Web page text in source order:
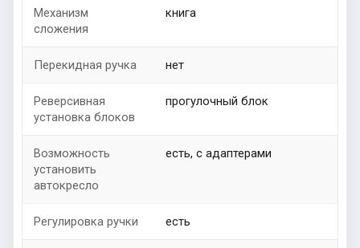
Механизм
сложения
книга
Перекидная ручка нет
Реверсивная
установка блоков
прогулочный блок
Возможность
установить
автокресло
есть, с адаптерами
Регулировка ручки есть